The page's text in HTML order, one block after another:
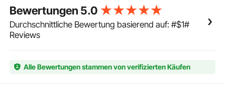
vielseitige Trikotvitrine wurde für Baseball-,
Basketball-, Football- und Fußballtrikots sowie weitere
Trikotarten entwickelt und eignet sich auch für
Uniformen, signierte Kleidungsstücke und
Einfache Montage: Dank der einfachen Konstruktion
und des kompletten Montagezubehörs lässt sich
Bewertungen 5.0
Durchschnittliche Bewertung basierend auf: #$1#
Reviews
Alle Bewertungen stammen von verifizierten Käufen